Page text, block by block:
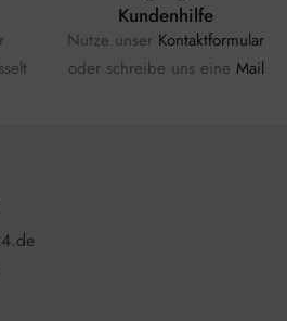
Kundenhilfe
Nutze unser Kontaktformular
oder schreibe uns eine Mail